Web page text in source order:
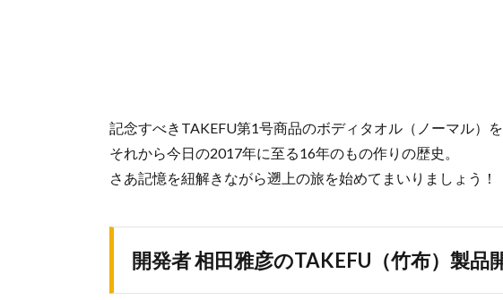
記念すべきTAKEFU第1号商品のボディタオル（ノーマル）
それから今日の2017年に至る16年のもの作りの歴史。
さあ記憶を紐解きながら遡上の旅を始めてまいりましょう！
開発者 相田雅彦のTAKEFU（竹布）製品